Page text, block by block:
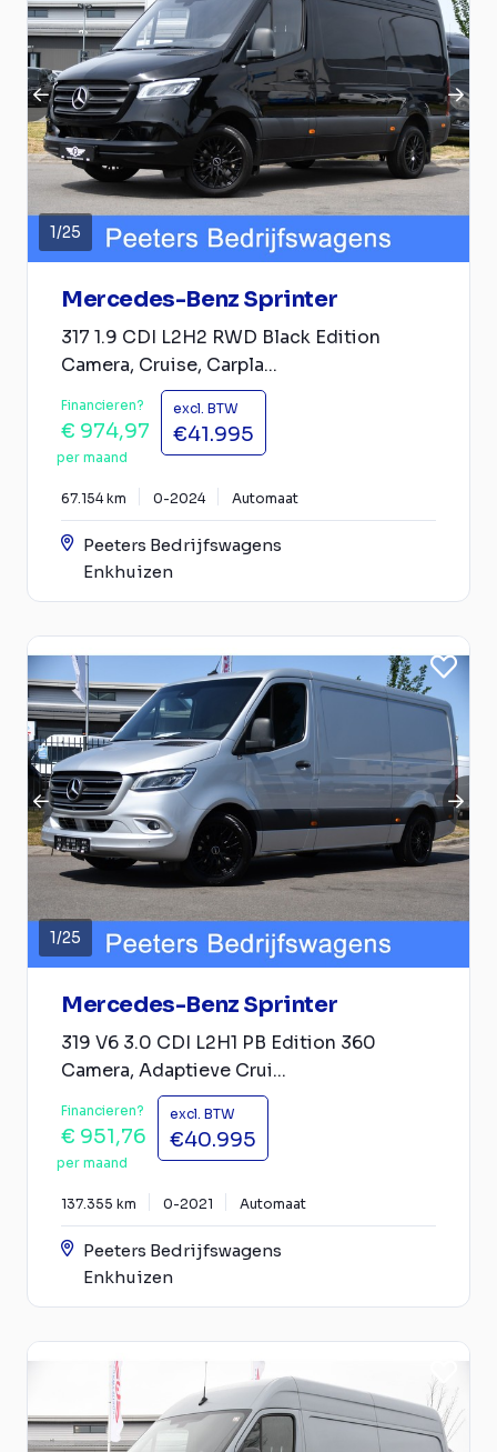
1/25
Mercedes-Benz Sprinter
317 1.9 CDI L2H2 RWD Black Edition
Camera, Cruise, Carpla...
Financieren?
€ 974,97
per maand
excl. BTW
€41.995
67.154 km 0-2024 Automaat
Peeters Bedrijfswagens
Enkhuizen
1/25
Mercedes-Benz Sprinter
319 V6 3.0 CDI L2H1 PB Edition 360
Camera, Adaptieve Crui...
Financieren?
€ 951,76
per maand
excl. BTW
€40.995
137.355 km 0-2021 Automaat
Peeters Bedrijfswagens
Enkhuizen